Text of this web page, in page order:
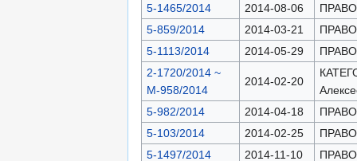
5-1465/2014
2014-08-06
5-859/2014
2014-03-21
5-1113/2014
2014-05-29
2-1720/2014 ~
М-958/2014
2014-02-20
5-982/2014
2014-04-18
5-103/2014
2014-02-25
5-1497/2014
2014-11-10